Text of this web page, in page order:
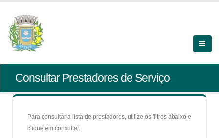
Consultar Prestadores de Serviço
Para consultar a lista de prestadores, utilize os filtros abaixo e
clique em consultar.